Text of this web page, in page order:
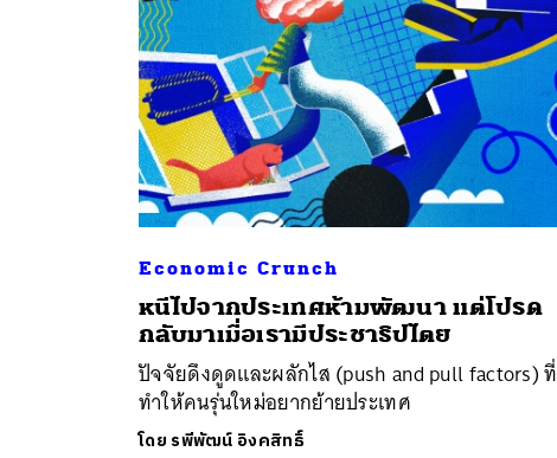
Economic Crunch
หนีไปจากประเทศห้ามพัฒนา แต่โปรด
กลับมาเมื่อเรามีประชาธิปไตย
ปัจจัยดึงดูดและผลักไส (push and pull factors) ที่
ทำให้คนรุ่นใหม่อยากย้ายประเทศ
โดย รพีพัฒน์ อิงคสิทธิ์